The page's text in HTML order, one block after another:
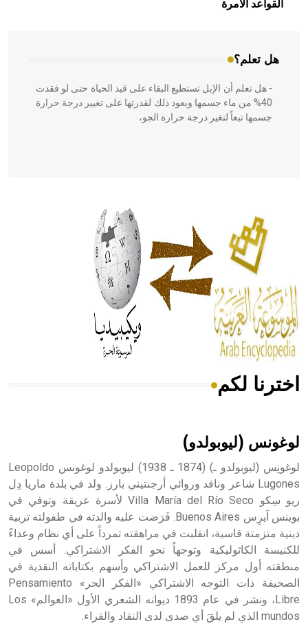
القواعد الآمرة
هل تعلم؟
المعمار على بناء مداميكه وخاصة في الواجهات
- هل تعلم أن الإبل تستطيع البقاء على قيد الحياة حتى لو فقدت
40% من ماء جسمها ويعود ذلك لقدرتها على تغيير درجة حرارة
جسمها تبعاً لتغير درجة حرارة الجو،
الحكم، الأدلة، تنظيم التغذية، ورسالته في جروح الرأس. ويعود
له الفضل بأنه حرر الطب من الدين والفلسفة.
- هل تعلم أن المرجان إفراز حيواني يتكون في البحر ويتركب
من مادة كربونات الكلسيوم، وهو أحمر أو شديد الحمرة وهو
أجود أنواعه، ويمتاز بكبر الحجم ويسمى الش
هل تعلم أن الأبسيد كلمة فرنسية اللفظ تم اعتمادها مصطلحاً
- هل تعلم أن أبجر Abgar اسم معروف جيداً يعود إلى عدد من
الملوك الذين حكموا مدينة إديسا (الرها) من أبجر الأول وحتى
التاسع، وهم ينتسبون إلى أسرة أوسروين
- هل تعلم أن الأبجدية الكنعانية تتألف من /22/ علامة كتابية
sign تكتب منفصلة غير متصلة، وتعتمد المبدأ الأكوروفوني،
اخترنا لكم
لوغونس (ليوبولدو)
لوغونِس (ليوبولدو ـ) (1874 ـ 1938) ليوبولدو لوغونس Leopoldo
Lugones شاعر وناقد وروائي أرجنتيني بارز. ولد في بلدة ماريا دِل
ريو سِكو Villa María del Río Seco لأسرة عريقة وتوفي في
بوينس آيرِس Buenos Aires. فَرَضت عليه والدته في طفولته تربية
دينية متزمتة قاسية، انقلبت في مراهقته تمرداً على أي نظام وعداءً
للكنيسة الكاثوليكية وتوجهاً نحو الفكر الاشتراكي. أسس في
منطقته أول مركز للعمل الاشتراكي وأسهم بكتاباته النقدية في
الصحيفة ذات التوجه الاشتراكي «الفكر الحر» Pensamiento
Libre، ونشر في عام 1893 ديوانه الشعري الأول «العوالم» Los
mundos الذي لم يلقَ أي صدى لدى النقاد والقراء.